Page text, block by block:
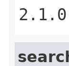
2.1.0